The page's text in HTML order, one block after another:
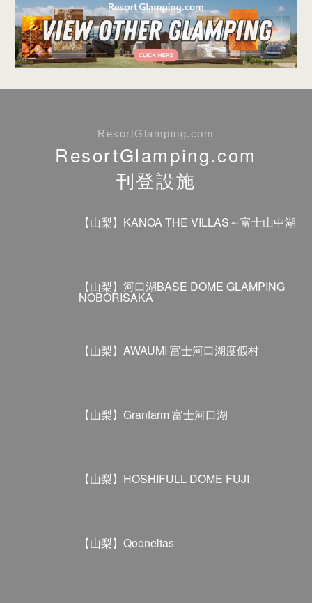
ResortGlamping.com
ResortGlamping.com
刊登設施
【山梨】KANOA THE VILLAS～富士山中湖
【山梨】河口湖BASE DOME GLAMPING
NOBORISAKA
【山梨】AWAUMI 富士河口湖度假村
【山梨】Granfarm 富士河口湖
【山梨】HOSHIFULL DOME FUJI
【山梨】Qooneltas